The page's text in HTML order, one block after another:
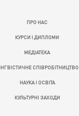
ПРО НАС
КУРСИ І ДИПЛОМИ
МЕДІАТЕКА
СПІВРОБІТНИЦТВО
НАУКА І ОСВІТА
КУЛЬТУРНІ ЗАХОДИ